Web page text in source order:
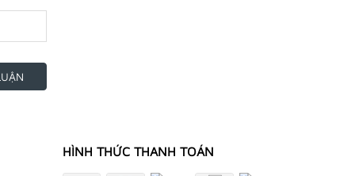
HÌNH THỨC THANH TOÁN